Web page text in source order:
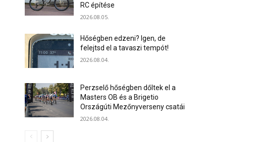
RC építése
2026.08.05.
Hőségben edzeni? Igen, de
felejtsd el a tavaszi tempót!
2026.08.04.
Perzselő hőségben dőltek el a
Masters OB és a Brigetio
Országúti Mezőnyverseny csatái
2026.08.04.